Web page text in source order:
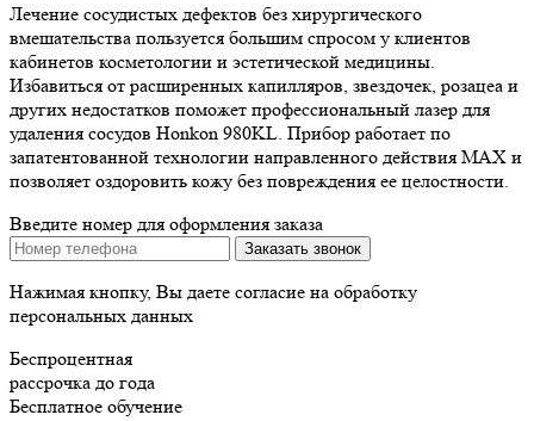
Лечение сосудистых дефектов без хирургического
вмешательства пользуется большим спросом у клиентов
кабинетов косметологии и эстетической медицины.
Избавиться от расширенных капилляров, звездочек, розацеа и
других недостатков поможет профессиональный лазер для
удаления сосудов Honkon 980KL. Прибор работает по
запатентованной технологии направленного действия MAX и
позволяет оздоровить кожу без повреждения ее целостности.
Введите номер для оформления заказа
Нажимая кнопку, Вы даете согласие на обработку
персональных данных
Беспроцентная
рассрочка до года
Бесплатное обучение